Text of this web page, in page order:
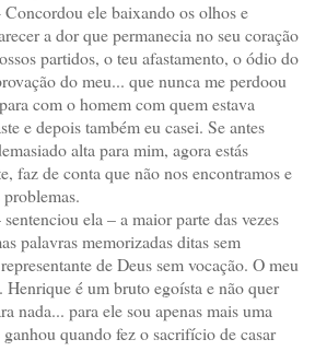
Concordou ele baixando os olhos e
a dor que permanecia no seu coração
partidos, o teu afastamento, o ódio do
do meu... que nunca me perdoou
com o homem com quem estava
e depois também eu casei. Se antes
alta para mim, agora estás
faz de conta que não nos encontramos e
ela – a maior parte das vezes
palavras memorizadas ditas sem
de Deus sem vocação. O meu
Henrique é um bruto egoísta e não quer
nada... para ele sou apenas mais uma
quando fez o sacrifício de casar